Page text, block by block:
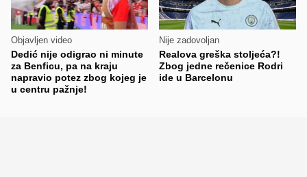
Objavljen video
Dedić nije odigrao ni minute
za Benficu, pa na kraju
napravio potez zbog kojeg je
u centru pažnje!
Nije zadovoljan
Realova greška stoljeća?!
Zbog jedne rečenice Rodri
ide u Barcelonu